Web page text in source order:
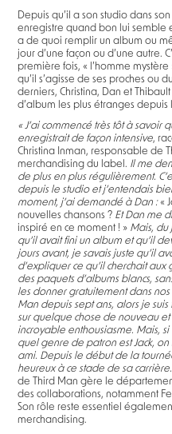
Depuis qu’il a son studio dans
enregistre quand bon lui semble
a de quoi remplir un album ou
jour d’une façon ou d’une autre.
première fois, « l’homme
qu’il s’agisse de ses proches ou
derniers, Christina, Dan et
d’album les plus étranges depuis
« J’ai commencé très tôt à savoir
enregistrait de façon intensive,
Christina Inman, responsable de
merchandising du label. Il me
de plus en plus régulièrement.
depuis le studio et j’entendais
moment, j’ai demandé à Dan :«
nouvelles chansons ? Et Dan me
inspiré en ce moment ! » Mais, du
qu’il avait fini un album et qu’il
jours avant, je savais juste qu’il
d’expliquer ce qu’il cherchait aux
des paquets d’albums blancs,
les donner gratuitement dans
Man depuis sept ans, alors je
sur quelque chose de nouveau et
incroyable enthousiasme. Mais,
quel genre de patron est Jack,
ami. Depuis le début de la
heureux à ce stade de sa
de Third Man gère le
des collaborations, notamment
Son rôle reste essentiel
merchandising.